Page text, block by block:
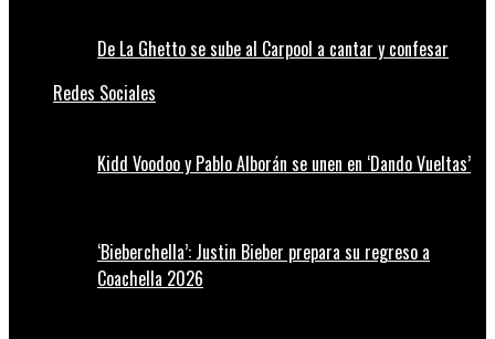
De La Ghetto se sube al Carpool a cantar y confesar
Redes Sociales
Kidd Voodoo y Pablo Alborán se unen en ‘Dando Vueltas’
‘Bieberchella’: Justin Bieber prepara su regreso a
Coachella 2026